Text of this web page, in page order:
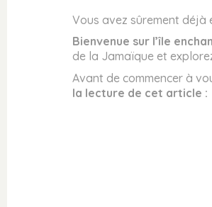
Vous avez sûrement déjà
Bienvenue sur l’île
de la Jamaïque et
Avant de commencer à
la lecture de cet article :